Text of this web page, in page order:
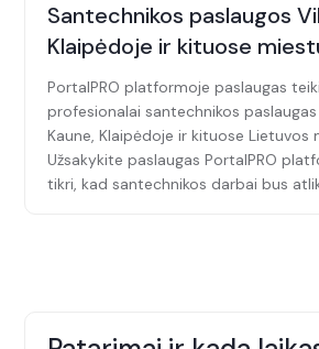
Santechnikos paslaugos
Klaipėdoje ir kituose
PortalPRO platformoje paslaugas
profesionalai santechnikos paslaugas
Kaune, Klaipėdoje ir kituose Lietuvos
Užsakykite paslaugas PortalPRO
tikri, kad santechnikos darbai bus